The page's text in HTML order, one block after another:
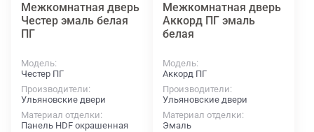
Межкомнатная дверь
Честер эмаль белая
ПГ
Модель
Честер ПГ
Производители
Ульяновские двери
Материал отделки
Панель HDF окрашенная
Межкомнатная дверь
Аккорд ПГ эмаль
белая
Модель
Аккорд ПГ
Производители
Ульяновские двери
Материал отделки
Эмаль